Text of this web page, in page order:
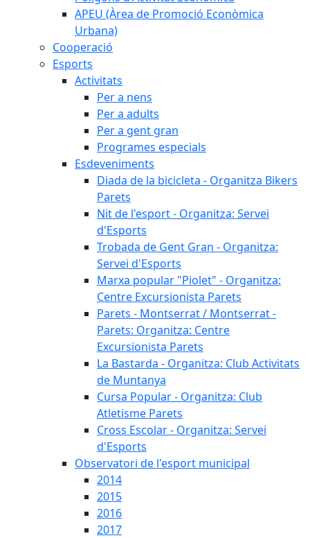
APEU (Àrea de Promoció Econòmica
Urbana)
Cooperació
Esports
Activitats
Per a nens
Per a adults
Per a gent gran
Programes especials
Esdeveniments
Diada de la bicicleta - Organitza Bikers
Parets
Nit de l'esport - Organitza: Servei
d'Esports
Trobada de Gent Gran - Organitza:
Servei d'Esports
Marxa popular "Piolet" - Organitza:
Centre Excursionista Parets
Parets - Montserrat / Montserrat -
Parets: Organitza: Centre
Excursionista Parets
La Bastarda - Organitza: Club Activitats
de Muntanya
Cursa Popular - Organitza: Club
Atletisme Parets
Cross Escolar - Organitza: Servei
d'Esports
Observatori de l'esport municipal
2014
2015
2016
2017